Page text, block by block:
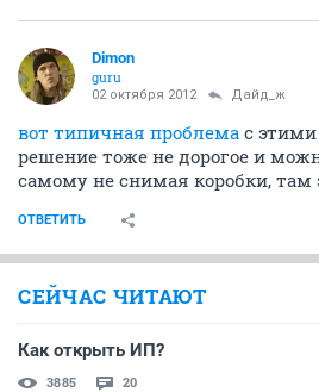
Dimon
guru
02 октября 2012 Дайд_ж
вот типичная проблема с
решение тоже не дорогое и
самому не снимая коробки, там
ОТВЕТИТЬ
СЕЙЧАС ЧИТАЮТ
Как открыть ИП?
3885 20